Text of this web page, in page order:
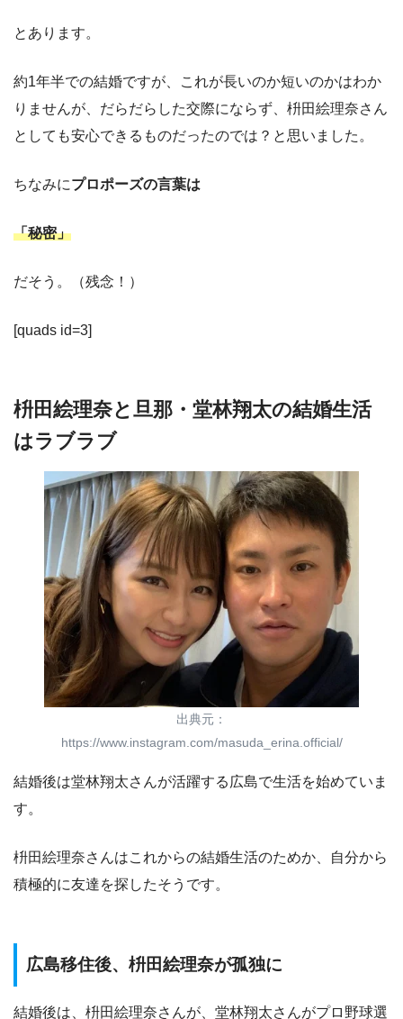
とあります。
約1年半での結婚ですが、これが長いのか短いのかはわか
りませんが、だらだらした交際にならず、枡田絵理奈さん
としても安心できるものだったのでは？と思いました。
ちなみにプロポーズの言葉は
「秘密」
だそう。（残念！）
[quads id=3]
枡田絵理奈と旦那・堂林翔太の結婚生活
はラブラブ
出典元：
https://www.instagram.com/masuda_erina.official/
結婚後は堂林翔太さんが活躍する広島で生活を始めていま
す。
枡田絵理奈さんはこれからの結婚生活のためか、自分から
積極的に友達を探したそうです。
広島移住後、枡田絵理奈が孤独に
結婚後は、枡田絵理奈さんが、堂林翔太さんがプロ野球選